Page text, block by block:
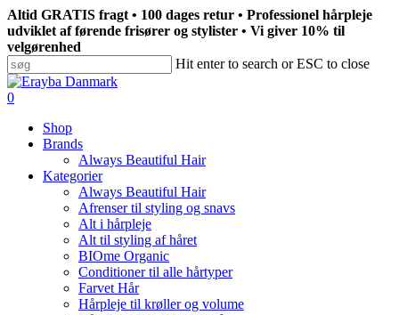
Skip
to
main
content
Altid GRATIS fragt • 100 dages retur • Professionel hårpleje
udviklet af førende frisører og stylister • Vi giver 10% til
velgørenhed
Hit enter to search or ESC to close
Close
Search
search
0
Shop
Brands
Always Beautiful Hair
Kategorier
Always Beautiful Hair
Afrenser til styling og snavs
Alt i hårpleje
Alt til styling af håret
BIOme Organic
Conditioner til alle hårtyper
Farvet Hår
Hårpleje til krøller og volume